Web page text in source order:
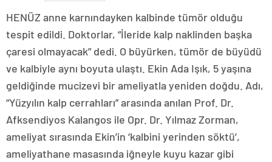
HENÜZ anne karnındayken kalbinde tümör olduğu
tespit edildi. Doktorlar, “İleride kalp naklinden başka
çaresi olmayacak” dedi. O büyürken, tümör de büyüdü
ve kalbiyle aynı boyuta ulaştı. Ekin Ada Işık, 5 yaşına
geldiğinde mucizevi bir ameliyatla yeniden doğdu. Adı,
“Yüzyılın kalp cerrahları” arasında anılan Prof. Dr.
Afksendiyos Kalangos ile Opr. Dr. Yılmaz Zorman,
ameliyat sırasında Ekin’in ‘kalbini yerinden söktü’,
ameliyathane masasında iğneyle kuyu kazar gibi